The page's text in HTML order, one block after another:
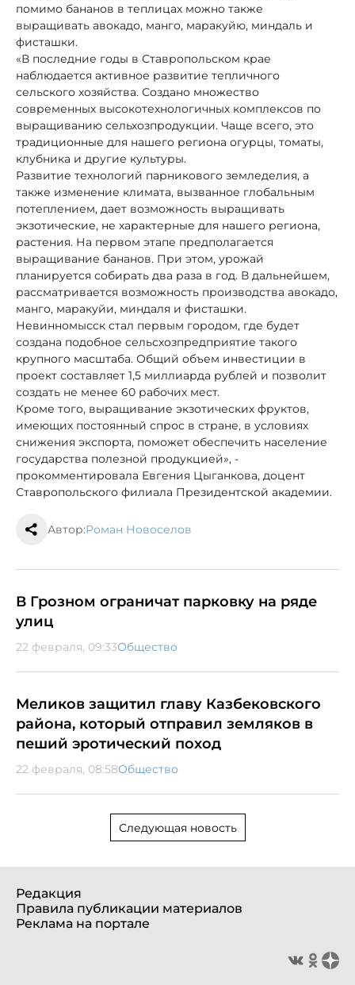
помимо бананов в теплицах можно также
выращивать авокадо, манго, маракуйю, миндаль и
фисташки.
«В последние годы в Ставропольском крае
наблюдается активное развитие тепличного
сельского хозяйства. Создано множество
современных высокотехнологичных комплексов по
выращиванию сельхозпродукции. Чаще всего, это
традиционные для нашего региона огурцы, томаты,
клубника и другие культуры.
Развитие технологий парникового земледелия, а
также изменение климата, вызванное глобальным
потеплением, дает возможность выращивать
экзотические, не характерные для нашего региона,
растения. На первом этапе предполагается
выращивание бананов. При этом, урожай
планируется собирать два раза в год. В дальнейшем,
рассматривается возможность производства авокадо,
манго, маракуйи, миндаля и фисташки.
Невинномысск стал первым городом, где будет
создана подобное сельсхозпредприятие такого
крупного масштаба. Общий объем инвестиции в
проект составляет 1,5 миллиарда рублей и позволит
создать не менее 60 рабочих мест.
Кроме того, выращивание экзотических фруктов,
имеющих постоянный спрос в стране, в условиях
снижения экспорта, поможет обеспечить население
государства полезной продукцией», -
прокомментировала Евгения Цыганкова, доцент
Ставропольского филиала Президентской академии.
Автор:Роман Новоселов
В Грозном ограничат парковку на ряде
улиц
22 февраля, 09:33Общество
Меликов защитил главу Казбековского
района, который отправил земляков в
пеший эротический поход
22 февраля, 08:58Общество
Следующая новость
Редакция
Правила публикации материалов
Реклама на портале